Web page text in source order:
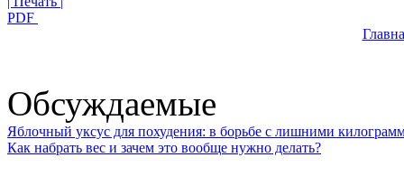
PDF
Обсуждаемые
Яблочный уксус для похудения: в борьбе с лишними
Как набрать вес и зачем это вообще нужно делать?